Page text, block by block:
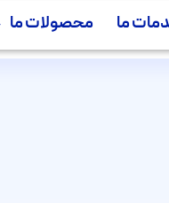
ما محصولات ما